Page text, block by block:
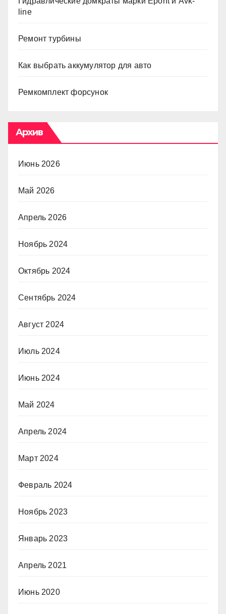
line
Ремонт турбины
Как выбрать аккумулятор для авто
Ремкомплект форсунок
Архив
Июнь 2026
Май 2026
Апрель 2026
Ноябрь 2024
Октябрь 2024
Сентябрь 2024
Август 2024
Июль 2024
Июнь 2024
Май 2024
Апрель 2024
Март 2024
Февраль 2024
Ноябрь 2023
Январь 2023
Апрель 2021
Июнь 2020